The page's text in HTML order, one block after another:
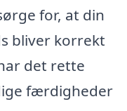
for, at din
bliver korrekt
det rette
færdigheder